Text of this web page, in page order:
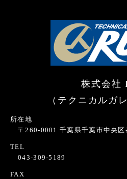
株式会社
（テクニカルガ
所在地
〒260-0001 千葉県千葉市中央区
TEL
043-309-5189
FAX